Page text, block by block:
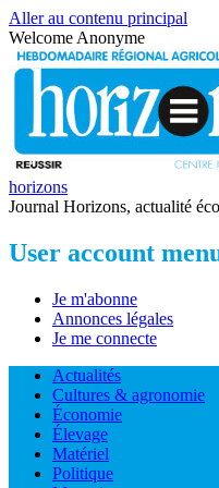
Aller au contenu principal
Welcome Anonyme
horizons
Journal Horizons, actualité
User account
Je m'abonne
Annonces légales
Je me connecte
Actualités
Cultures & agronomie
Économie
Élevage
Matériel
Politique